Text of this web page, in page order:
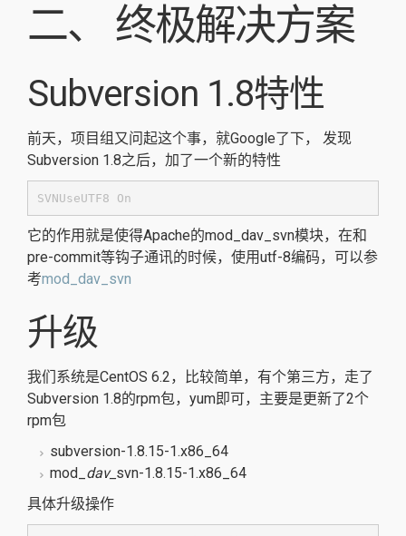
二、 终极解决方案
Subversion 1.8特性
前天，项目组又问起这个事，就Google了下， 发现
Subversion 1.8之后，加了一个新的特性
SVNUseUTF8 On
它的作用就是使得Apache的mod_dav_svn模块，在和
pre-commit等钩子通讯的时候，使用utf-8编码，可以参
考mod_dav_svn
升级
我们系统是CentOS 6.2，比较简单，有个第三方，走了
Subversion 1.8的rpm包，yum即可，主要是更新了2个
rpm包
subversion-1.8.15-1.x86_64
mod_ dav_ svn-1.8.15-1.x86_64
具体升级操作